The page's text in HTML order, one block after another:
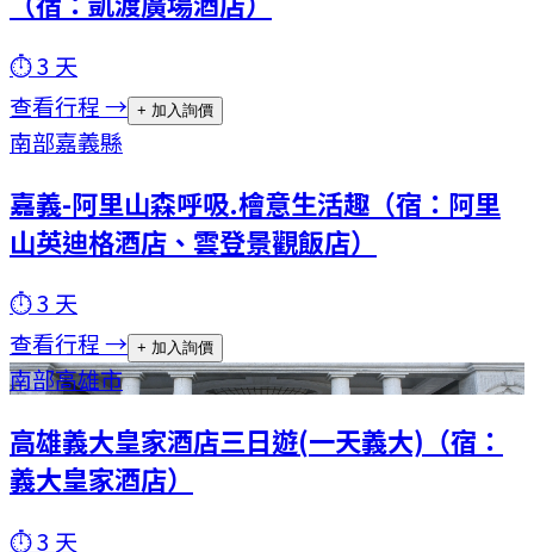
⏱3 天
查看行程 → + 加入詢價
南部嘉義縣
嘉義-阿里山森呼吸.檜意生活趣（宿：阿里
山英迪格酒店、雲登景觀飯店）
⏱3 天
查看行程 → + 加入詢價
南部高雄市
高雄義大皇家酒店三日遊(一天義大)（宿：
義大皇家酒店）
⏱3 天